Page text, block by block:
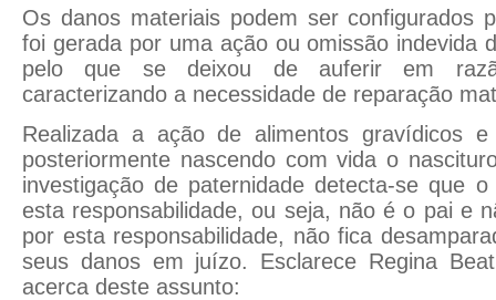
Os danos materiais podem ser configurados
foi gerada por uma ação ou omissão indevida
pelo que se deixou de auferir em
caracterizando a necessidade de reparação
Realizada a ação de alimentos gravídicos
posteriormente nascendo com vida o
investigação de paternidade detecta-se que
esta responsabilidade, ou seja, não é o pai e
por esta responsabilidade, não fica
seus danos em juízo. Esclarece Regina
acerca deste assunto: